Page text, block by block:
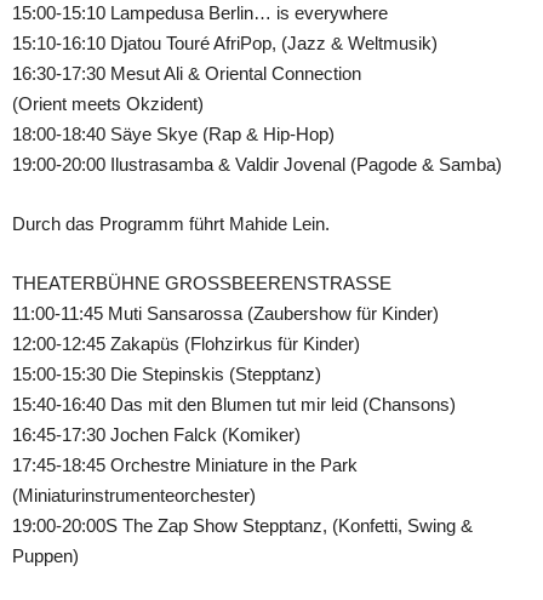
15:00-15:10 Lampedusa Berlin… is everywhere
15:10-16:10 Djatou Touré AfriPop, (Jazz & Weltmusik)
16:30-17:30 Mesut Ali & Oriental Connection
(Orient meets Okzident)
18:00-18:40 Säye Skye (Rap & Hip-Hop)
19:00-20:00 Ilustrasamba & Valdir Jovenal (Pagode & Samba)
Durch das Programm führt Mahide Lein.
THEATERBÜHNE GROSSBEERENSTRASSE
11:00-11:45 Muti Sansarossa (Zaubershow für Kinder)
12:00-12:45 Zakapüs (Flohzirkus für Kinder)
15:00-15:30 Die Stepinskis (Stepptanz)
15:40-16:40 Das mit den Blumen tut mir leid (Chansons)
16:45-17:30 Jochen Falck (Komiker)
17:45-18:45 Orchestre Miniature in the Park
(Miniaturinstrumenteorchester)
19:00-20:00S The Zap Show Stepptanz, (Konfetti, Swing &
Puppen)